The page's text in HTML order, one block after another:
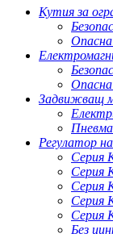
Кутия за
Опасна
Опасна
Задвижващ
Регулатор
Серия
Серия
Серия
Серия
Серия
Без